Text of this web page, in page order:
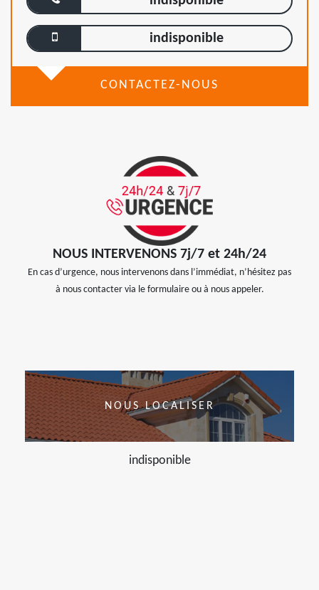
indisponible
CONTACTEZ-NOUS
NOUS INTERVENONS 7j/7 et 24h/24
En cas d’urgence, nous intervenons dans l’immédiat, n’hésitez pas
à nous contacter via le formulaire ou à nous appeler.
NOUS LOCALISER
indisponible